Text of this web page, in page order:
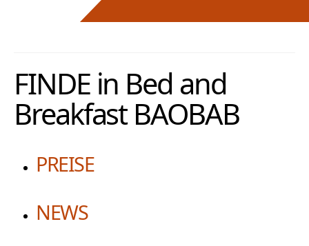
FINDE in Bed and
Breakfast BAOBAB
PREISE
NEWS